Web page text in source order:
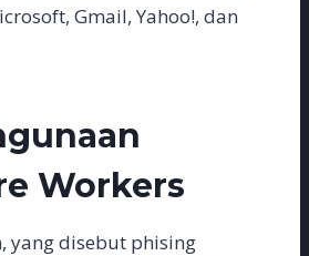
Gmail, Yahoo!, dan
Workers
yang disebut phising